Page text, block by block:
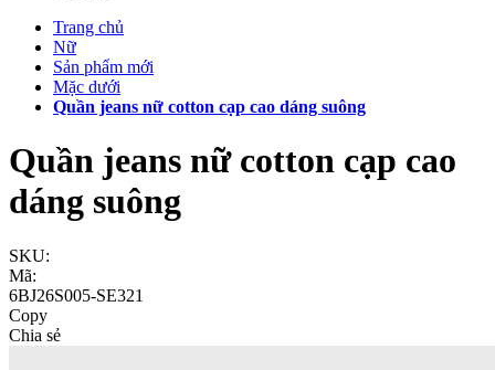
Trang chủ
Nữ
Sản phẩm mới
Mặc dưới
Quần jeans nữ cotton cạp cao dáng suông
Quần jeans nữ cotton cạp cao
dáng suông
SKU:
Mã:
6BJ26S005-SE321
Copy
Chia sẻ